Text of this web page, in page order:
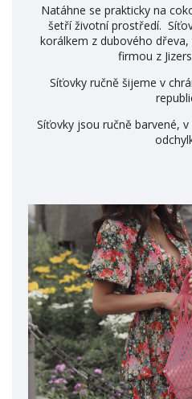
Natáhne se prakticky na
šetří životní prostředí.
korálkem z dubového
firmou z
Síťovky ručně šijeme v
Síťovky jsou ručně barvené,